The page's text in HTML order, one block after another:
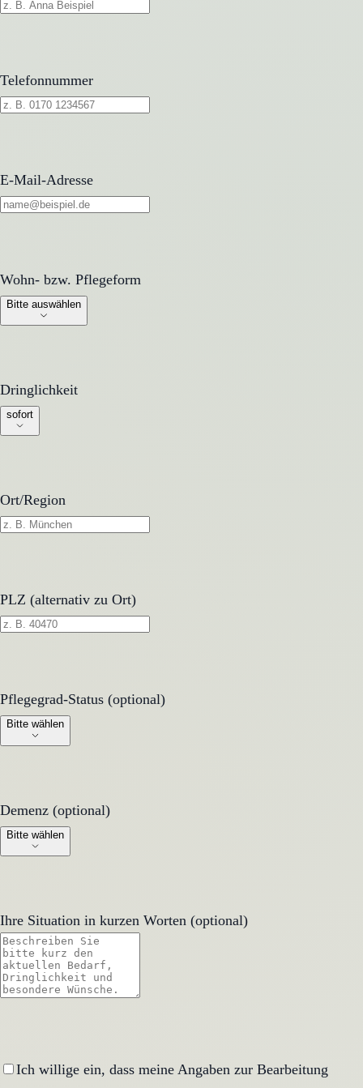
Telefonnummer
E-Mail-Adresse
Wohn- bzw. Pflegeform
Wohn- bzw. Pflegeform
Bitte auswählen
Dringlichkeit
Dringlichkeit
sofort
Ort/Region
PLZ (alternativ zu Ort)
Pflegegrad-Status (optional)
Pflegegrad-Status (optional)
Bitte wählen
Demenz (optional)
Demenz (optional)
Bitte wählen
Ihre Situation in kurzen Worten (optional)
Ich willige ein, dass meine Angaben zur Bearbeitung